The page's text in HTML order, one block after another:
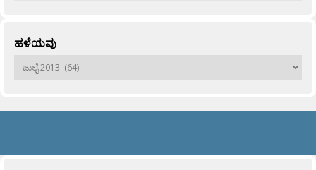
ಹಳೆಯವು
ಹಳೆಯವು